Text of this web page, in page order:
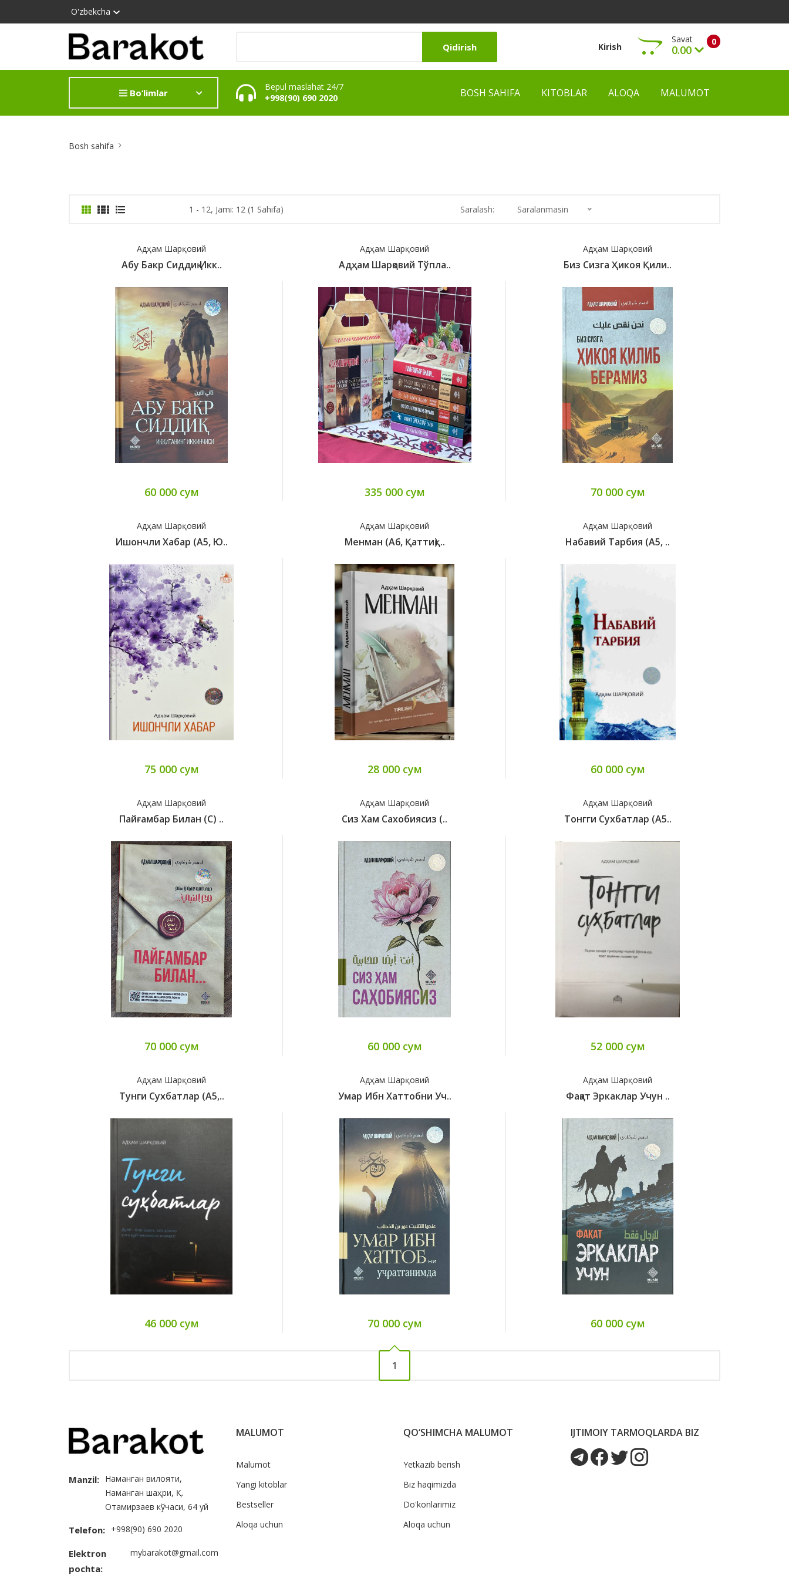
O'zbekcha
Qidirish Kirish 0
Savat
0.00
Ko‘rish
Bo‘limlar
Bepul maslahat 24/7
+998(90) 690 2020
BOSH SAHIFA KITOBLAR ALOQA MALUMOT
Bosh sahifa
1 - 12, Jami: 12 (1 Sahifa) Saralash: Saralanmasin
Адҳам Шарқовий
Абу Бакр Сиддиқ Икк..
60 000 сум
Адҳам Шарқовий
Адҳам Шарқовий Тўпла..
335 000 сум
Адҳам Шарқовий
Биз Сизга Ҳикоя Қили..
70 000 сум
Адҳам Шарқовий
Ишончли Хабар (А5, Ю..
75 000 сум
Адҳам Шарқовий
Менман (А6, Қаттиқ) ..
28 000 сум
Адҳам Шарқовий
Набавий Тарбия (А5, ..
60 000 сум
Адҳам Шарқовий
Пайғамбар Билан (с) ..
70 000 сум
Адҳам Шарқовий
Сиз Хам Сахобиясиз (..
60 000 сум
Адҳам Шарқовий
Тонгги Сухбатлар (A5..
52 000 сум
Адҳам Шарқовий
Тунги Сухбатлар (A5,..
46 000 сум
Адҳам Шарқовий
Умар Ибн Хаттобни Уч..
70 000 сум
Адҳам Шарқовий
Фақат Эркаклар Учун ..
60 000 сум
1
Manzil: Наманган вилояти,
Наманган шаҳри, Қ.
Отамирзаев кўчаси, 64 уй
Telefon: +998(90) 690 2020
Elektron
pochta:
mybarakot@gmail.com
MALUMOT
Malumot
Yangi kitoblar
Bestseller
Aloqa uchun
QO‘SHIMCHA MALUMOT
Yetkazib berish
Biz haqimizda
Do'konlarimiz
Aloqa uchun
IJTIMOIY TARMOQLARDA BIZ